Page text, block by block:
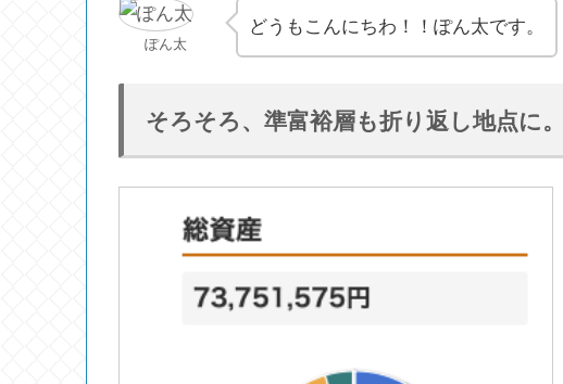
ぽん太
どうもこんにちわ！！ぽん太です。
そろそろ、準富裕層も折り返し地点に